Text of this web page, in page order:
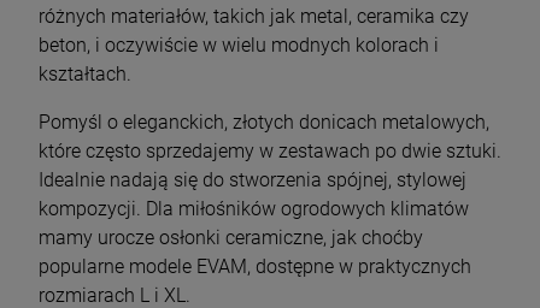
różnych materiałów, takich jak metal, ceramika czy
beton, i oczywiście w wielu modnych kolorach i
kształtach.
Pomyśl o eleganckich, złotych donicach metalowych,
które często sprzedajemy w zestawach po dwie sztuki.
Idealnie nadają się do stworzenia spójnej, stylowej
kompozycji. Dla miłośników ogrodowych klimatów
mamy urocze osłonki ceramiczne, jak choćby
popularne modele EVAM, dostępne w praktycznych
rozmiarach L i XL.